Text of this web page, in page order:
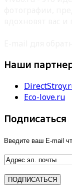
Наши
Eco-love.ru
Подписаться
Введите ваш E-mail